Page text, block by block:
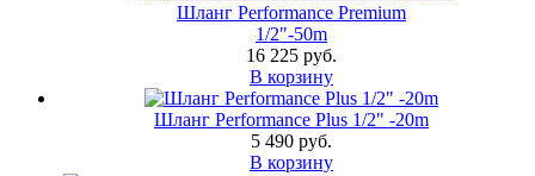
Шланг Performance Premium
1/2"-50m
16 225 руб.
В корзину
Шланг Performance Plus 1/2" -20m
5 490 руб.
В корзину